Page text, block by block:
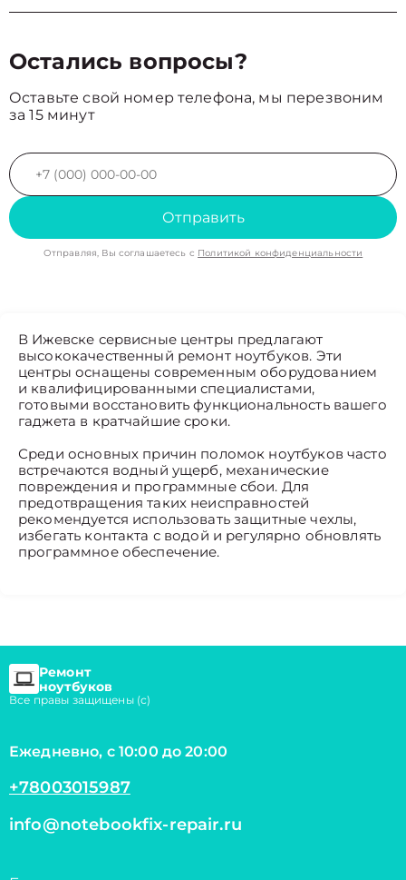
Остались вопросы?
Оставьте свой номер телефона, мы перезвоним
за 15 минут
Отправить
Отправляя, Вы соглашаетесь с Политикой конфиденциальности
В Ижевске сервисные центры предлагают
высококачественный ремонт ноутбуков. Эти
центры оснащены современным оборудованием
и квалифицированными специалистами,
готовыми восстановить функциональность вашего
гаджета в кратчайшие сроки.
Среди основных причин поломок ноутбуков часто
встречаются водный ущерб, механические
повреждения и программные сбои. Для
предотвращения таких неисправностей
рекомендуется использовать защитные чехлы,
избегать контакта с водой и регулярно обновлять
программное обеспечение.
Ремонт
ноутбуков
Все правы защищены (с)
Ежедневно, с 10:00 до 20:00
+78003015987
info@notebookfix-repair.ru